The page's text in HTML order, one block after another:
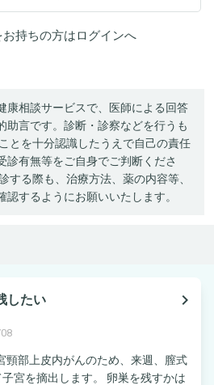
持ちの方はログインへ
康相談サービスで、医師による回答
助言です。診断・診察などを行うも
とを十分認識したうえで自己の責任
診有無等をご自身でご判断くださ
する際も、治療方法、薬の内容等、
するようにお願いいたします。
したい
navigate_next
頸部上皮内がんのため、来週、膣式
宮を摘出します。 卵巣を残すかは